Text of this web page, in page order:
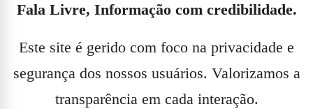
Fala Livre, Informação com credibilidade.
Este site é gerido com foco na privacidade e
segurança dos nossos usuários. Valorizamos a
transparência em cada interação.